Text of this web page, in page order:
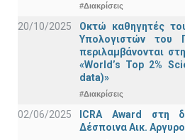
#Διακρίσεις
20/10/2025
Οκτώ καθηγητές
Υπολογιστών του
περιλαμβάνονται
«World’s Top 2%
data)»
#Διακρίσεις
02/06/2025
ICRA Award στη
Δέσποινα Αικ.